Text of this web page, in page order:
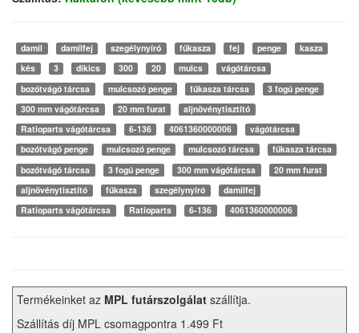
damil damilfej szegélynyíró fűkasza fej penge
kasza
kés
3 dikics 300 20 mulcs
vágótárcsa
bozótvágó tárcsa
mulcsozó penge fűkasza tárcsa
3 fogú penge
300 mm vágótárcsa
20 mm furat
aljnövénytisztító
Ratioparts vágótárcsa
6-136 4061360000006
vágótárcsa
bozótvágó penge
mulcsozó penge mulcsozó tárcsa
fűkasza tárcsa
bozótvágó tárcsa
3 fogú penge 300 mm vágótárcsa
20 mm furat
aljnövénytisztító
fűkasza szegélynyíró
damilfej
Ratioparts vágótárcsa
Ratioparts 6-136 4061360000006
Termékeinket az MPL futárszolgálat szállítja.
Szállítás díj MPL csomagpontra 1.499 Ft